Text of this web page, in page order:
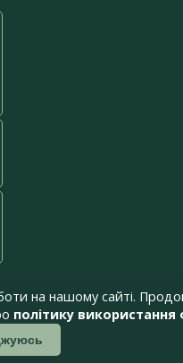
на нашому сайті.
політику використання